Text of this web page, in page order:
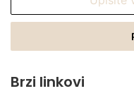
Email
Brzi linkovi